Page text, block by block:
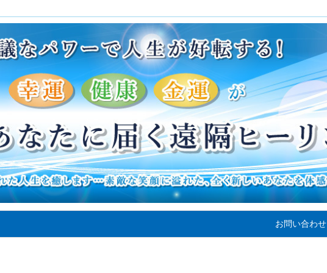
お問い合わせ